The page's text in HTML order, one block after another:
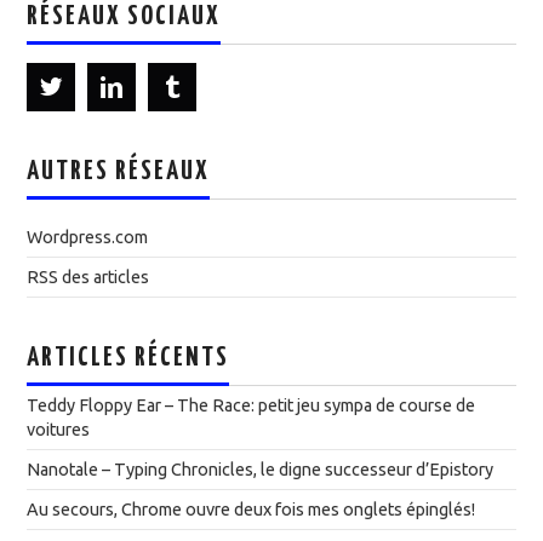
RÉSEAUX SOCIAUX
AUTRES RÉSEAUX
Wordpress.com
RSS des articles
ARTICLES RÉCENTS
Teddy Floppy Ear – The Race: petit jeu sympa de course de
voitures
Nanotale – Typing Chronicles, le digne successeur d’Epistory
Au secours, Chrome ouvre deux fois mes onglets épinglés!